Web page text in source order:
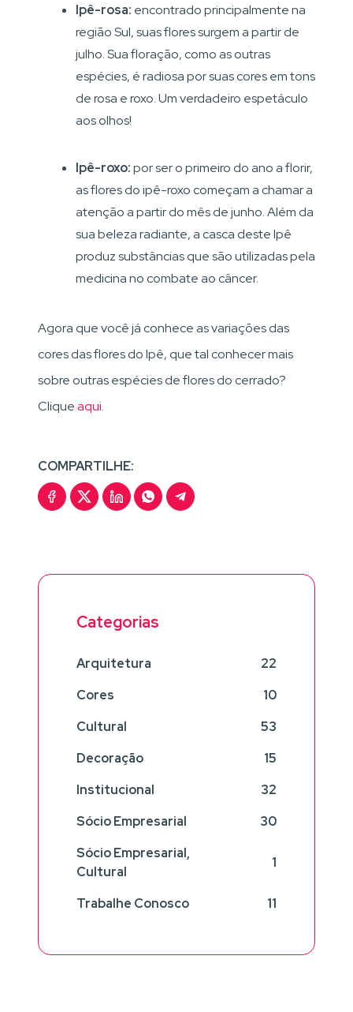
Ipê-rosa: encontrado principalmente na
região Sul, suas flores surgem a partir de
julho. Sua floração, como as outras
espécies, é radiosa por suas cores em tons
de rosa e roxo. Um verdadeiro espetáculo
aos olhos!
Ipê-roxo:por ser o primeiro do ano a florir,
as flores do ipê-roxo começam a chamar a
atenção a partir do mês de junho. Além da
sua beleza radiante, a casca deste Ipê
produz substâncias que são utilizadas pela
medicina no combate ao câncer.
Agora que você já conhece as variações das
cores das flores do Ipê, que tal conhecer mais
sobre outras espécies de flores do cerrado?
Cliqueaqui.
COMPARTILHE:
Categorias
Arquitetura
22
Cores
10
Cultural
53
Decoração
15
Institucional
32
Sócio Empresarial
30
Sócio Empresarial,
Cultural
1
Trabalhe Conosco 11